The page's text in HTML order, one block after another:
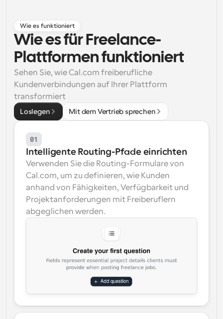
Supercharged Planung mit KI-gestützten Anrufen
Automatisieren Sie die Planung und Erinnerungen
Blog
Bleiben Sie auf dem Laufenden über die neuesten
Sofortige Besprechungen
Treffen Sie sich in wenigen Minuten mit Kunden
Dynamische Gruppenlinks
Nahtlos Meetings mit mehreren Personen buchen
Webhooks
Erhalten Sie eine Benachrichtigung, wenn etwas
passiert
Wie es funktioniert
Wie es für Freelance-
Plattformen funktioniert
Sehen Sie, wie Cal.com freiberufliche
Kundenverbindungen auf Ihrer Plattform
transformiert
Loslegen Mit dem Vertrieb sprechen
01
Intelligente Routing-Pfade einrichten
Verwenden Sie die Routing-Formulare von
Cal.com, um zu definieren, wie Kunden
anhand von Fähigkeiten, Verfügbarkeit und
Projektanforderungen mit Freiberuflern
abgeglichen werden.